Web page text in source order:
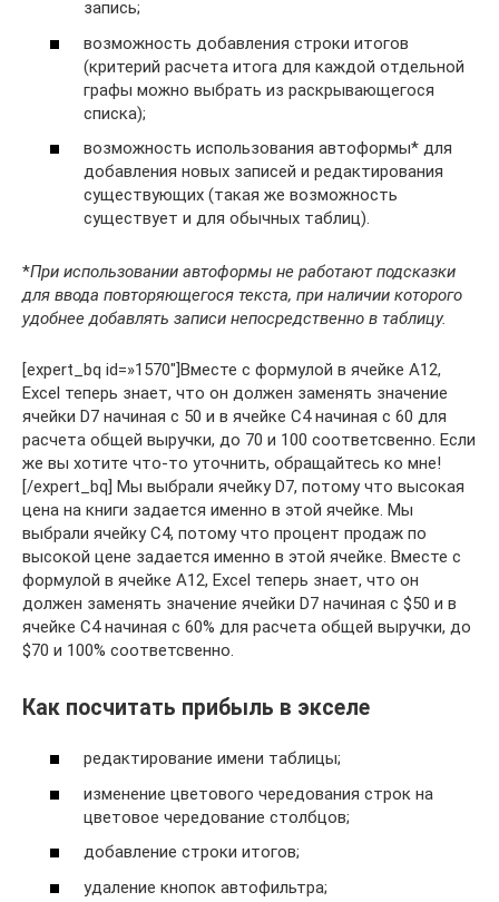
запись;
возможность добавления строки итогов
(критерий расчета итога для каждой отдельной
графы можно выбрать из раскрывающегося
списка);
возможность использования автоформы* для
добавления новых записей и редактирования
существующих (такая же возможность
существует и для обычных таблиц).
*При использовании автоформы не работают подсказки
для ввода повторяющегося текста, при наличии которого
удобнее добавлять записи непосредственно в таблицу.
[expert_bq id=»1570″]Вместе с формулой в ячейке A12,
Excel теперь знает, что он должен заменять значение
ячейки D7 начиная с 50 и в ячейке С4 начиная с 60 для
расчета общей выручки, до 70 и 100 соответсвенно. Если
же вы хотите что-то уточнить, обращайтесь ко мне!
[/expert_bq] Мы выбрали ячейку D7, потому что высокая
цена на книги задается именно в этой ячейке. Мы
выбрали ячейку C4, потому что процент продаж по
высокой цене задается именно в этой ячейке. Вместе с
формулой в ячейке A12, Excel теперь знает, что он
должен заменять значение ячейки D7 начиная с $50 и в
ячейке С4 начиная с 60% для расчета общей выручки, до
$70 и 100% соответсвенно.
Как посчитать прибыль в экселе
редактирование имени таблицы;
изменение цветового чередования строк на
цветовое чередование столбцов;
добавление строки итогов;
удаление кнопок автофильтра;